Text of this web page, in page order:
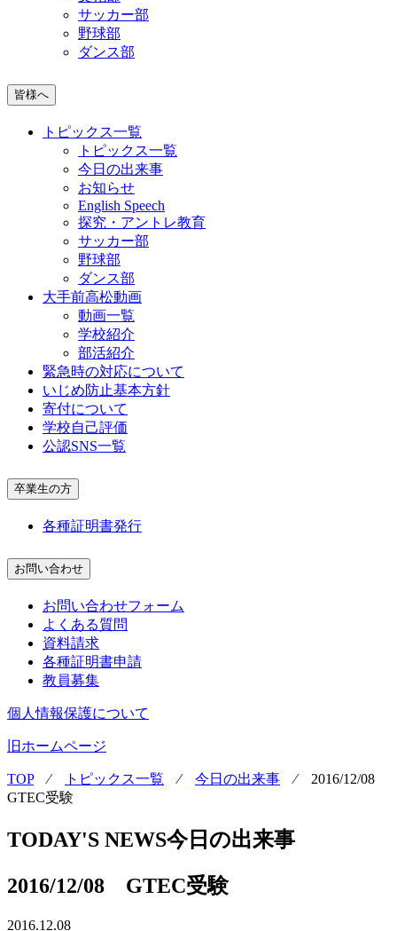
サッカー部
野球部
ダンス部
皆様へ
トピックス一覧
トピックス一覧
今日の出来事
お知らせ
English Speech
探究・アントレ教育
サッカー部
野球部
ダンス部
大手前高松動画
動画一覧
学校紹介
部活紹介
緊急時の対応について
いじめ防止基本方針
寄付について
学校自己評価
公認SNS一覧
卒業生の方
各種証明書発行
お問い合わせ
お問い合わせフォーム
よくある質問
資料請求
各種証明書申請
教員募集
個人情報保護について
旧ホームページ
TOP⁄ トピックス一覧 ⁄ 今日の出来事 ⁄ 2016/12/08
GTEC受験
TODAY'S NEWS今日の出来事
2016/12/08 GTEC受験
2016.12.08